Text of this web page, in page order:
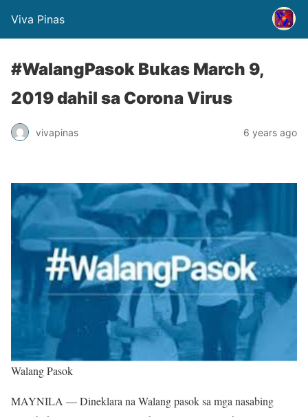
Viva Pinas
#WalangPasok Bukas March 9,
2019 dahil sa Corona Virus
vivapinas 6 years ago
Walang Pasok
MAYNILA — Dineklara na Walang pasok sa mga nasabing